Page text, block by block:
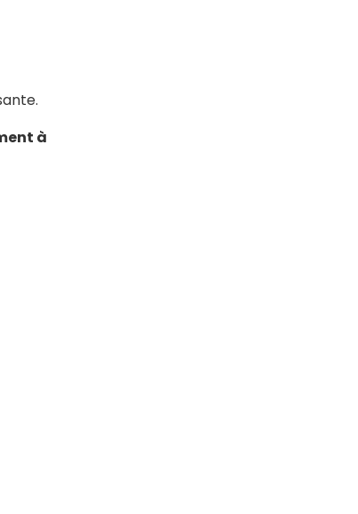
à